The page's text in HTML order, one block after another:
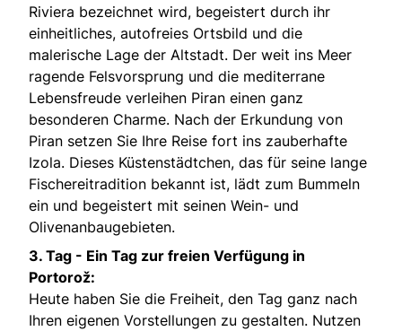
Riviera bezeichnet wird, begeistert durch ihr
einheitliches, autofreies Ortsbild und die
malerische Lage der Altstadt. Der weit ins Meer
ragende Felsvorsprung und die mediterrane
Lebensfreude verleihen Piran einen ganz
besonderen Charme. Nach der Erkundung von
Piran setzen Sie Ihre Reise fort ins zauberhafte
Izola. Dieses Küstenstädtchen, das für seine lange
Fischereitradition bekannt ist, lädt zum Bummeln
ein und begeistert mit seinen Wein- und
Olivenanbaugebieten.
3. Tag - Ein Tag zur freien Verfügung in
Portorož:
Heute haben Sie die Freiheit, den Tag ganz nach
Ihren eigenen Vorstellungen zu gestalten. Nutzen